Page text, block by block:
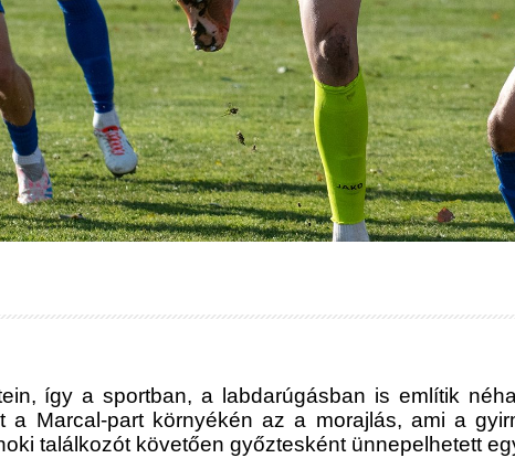
így a sportban, a labdarúgásban is említik
a Marcal-part környékén az a morajlás, ami a
találkozót követően győztesként ünnepelhetett